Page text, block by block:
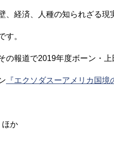
経済、人種の知られざる現
す。
報道で2019年度ボーン・上
『エクソダスーアメリカ国境
ほか